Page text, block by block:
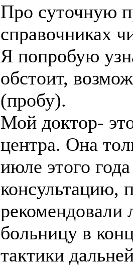
Про суточную
справочниках
Я попробую
обстоит,
(пробу).
Мой доктор-
центра. Она
июле этого
консультацию,
рекомендовали
больницу в
тактики